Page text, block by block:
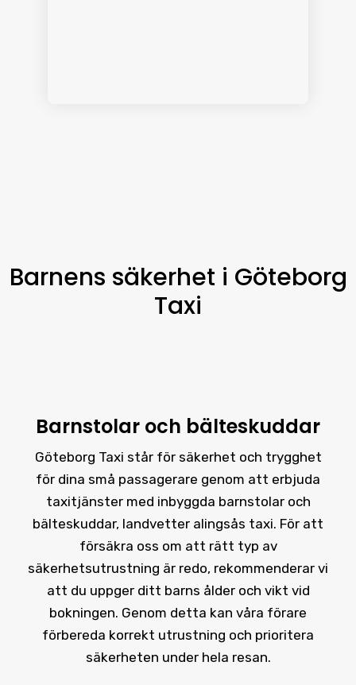
Barnens säkerhet i Göteborg
Taxi
Barnstolar och bälteskuddar
Göteborg Taxi står för säkerhet och trygghet
för dina små passagerare genom att erbjuda
taxitjänster med inbyggda barnstolar och
bälteskuddar, landvetter alingsås taxi. För att
försäkra oss om att rätt typ av
säkerhetsutrustning är redo, rekommenderar vi
att du uppger ditt barns ålder och vikt vid
bokningen. Genom detta kan våra förare
förbereda korrekt utrustning och prioritera
säkerheten under hela resan.